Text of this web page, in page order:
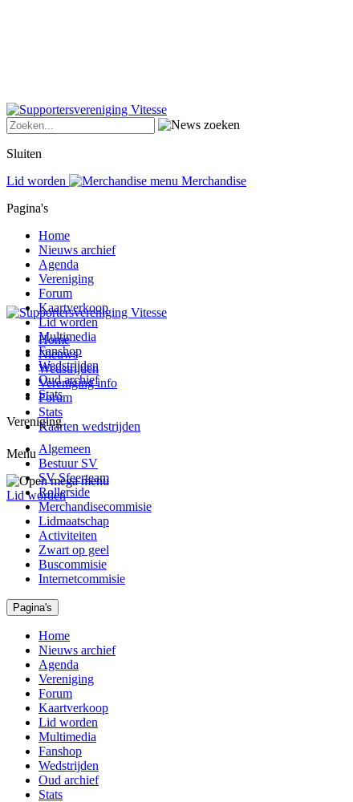
Home
Nieuws
Wedstrijden
Vereniging info
Forum
Stats
Kaarten wedstrijden
Menu
Lid worden
Sluiten
Lid worden
Merchandise
Pagina's
Home
Nieuws archief
Agenda
Vereniging
Forum
Kaartverkoop
Lid worden
Multimedia
Fanshop
Wedstrijden
Oud archief
Stats
Vereniging
Algemeen
Bestuur SV
SV Sfeerteam
Rollerside
Merchandisecommisie
Lidmaatschap
Activiteiten
Zwart op geel
Buscommisie
Internetcommisie
Pagina's
Home
Nieuws archief
Agenda
Vereniging
Forum
Kaartverkoop
Lid worden
Multimedia
Fanshop
Wedstrijden
Oud archief
Stats